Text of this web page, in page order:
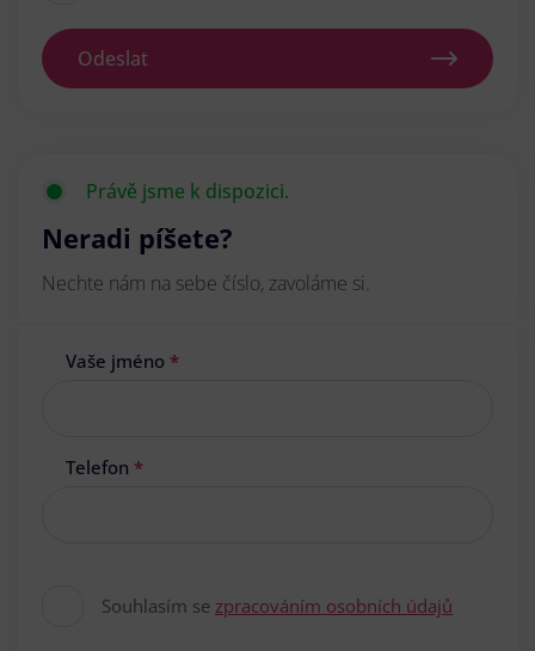
Odeslat
Právě jsme k dispozici.
Neradi píšete?
Nechte nám na sebe číslo, zavoláme si.
Vaše jméno *
Telefon *
Souhlasím se zpracováním osobních údajů